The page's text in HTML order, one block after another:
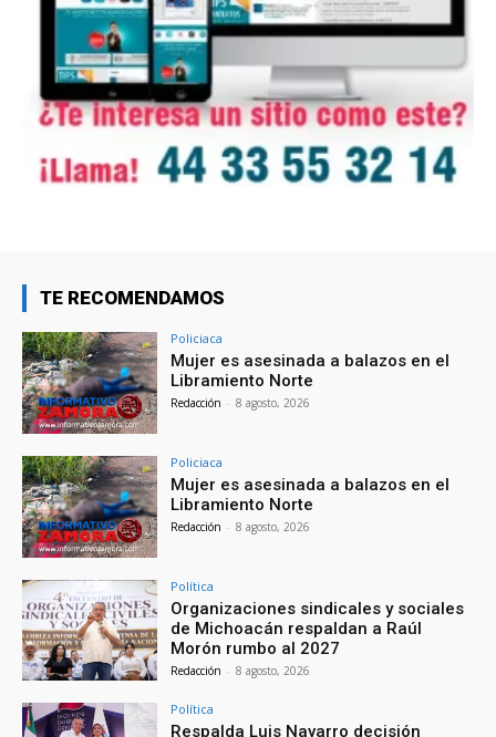
TE RECOMENDAMOS
Policiaca
Mujer es asesinada a balazos en el
Libramiento Norte
Redacción - 8 agosto, 2026
Policiaca
Mujer es asesinada a balazos en el
Libramiento Norte
Redacción - 8 agosto, 2026
Política
Organizaciones sindicales y sociales
de Michoacán respaldan a Raúl
Morón rumbo al 2027
Redacción - 8 agosto, 2026
Política
Respalda Luis Navarro decisión